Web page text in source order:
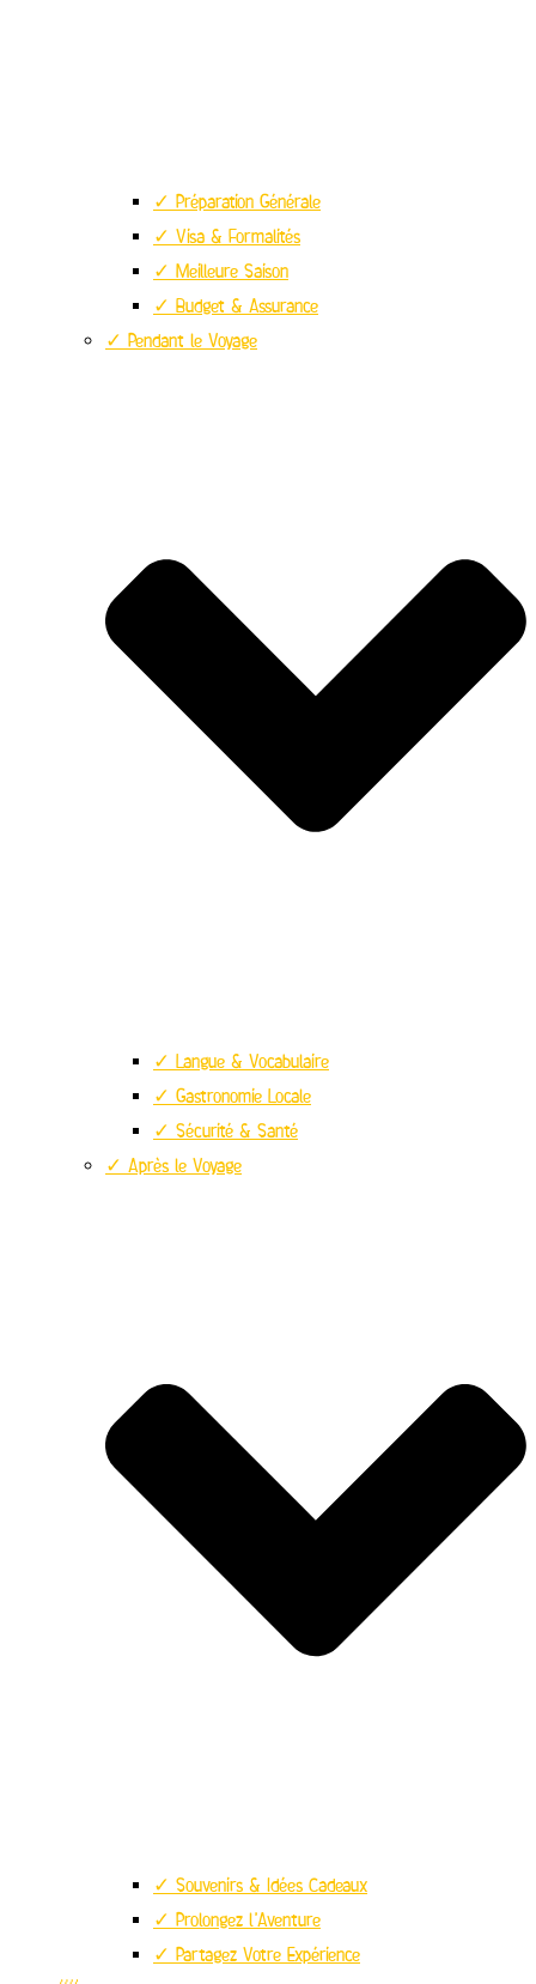
✓ Préparation Générale
✓ Visa & Formalités
✓ Meilleure Saison
✓ Budget & Assurance
✓ Pendant le Voyage
✓ Langue & Vocabulaire
✓ Gastronomie Locale
✓ Sécurité & Santé
✓ Après le Voyage
✓ Souvenirs & Idées Cadeaux
✓ Prolongez l’Aventure
✓ Partagez Votre Expérience